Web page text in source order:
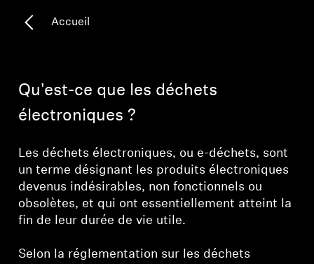
Pièces et accessoires
Audition
Audition par catégorie
Casques audio pour TV
Ressources audition
Pièces et accessoires d'origine pour l'audition
Accueil
Qu'est-ce que les déchets
électroniques ?
Les déchets électroniques, ou e-déchets, sont
un terme désignant les produits électroniques
devenus indésirables, non fonctionnels ou
obsolètes, et qui ont essentiellement atteint la
fin de leur durée de vie utile.
Selon la réglementation sur les déchets